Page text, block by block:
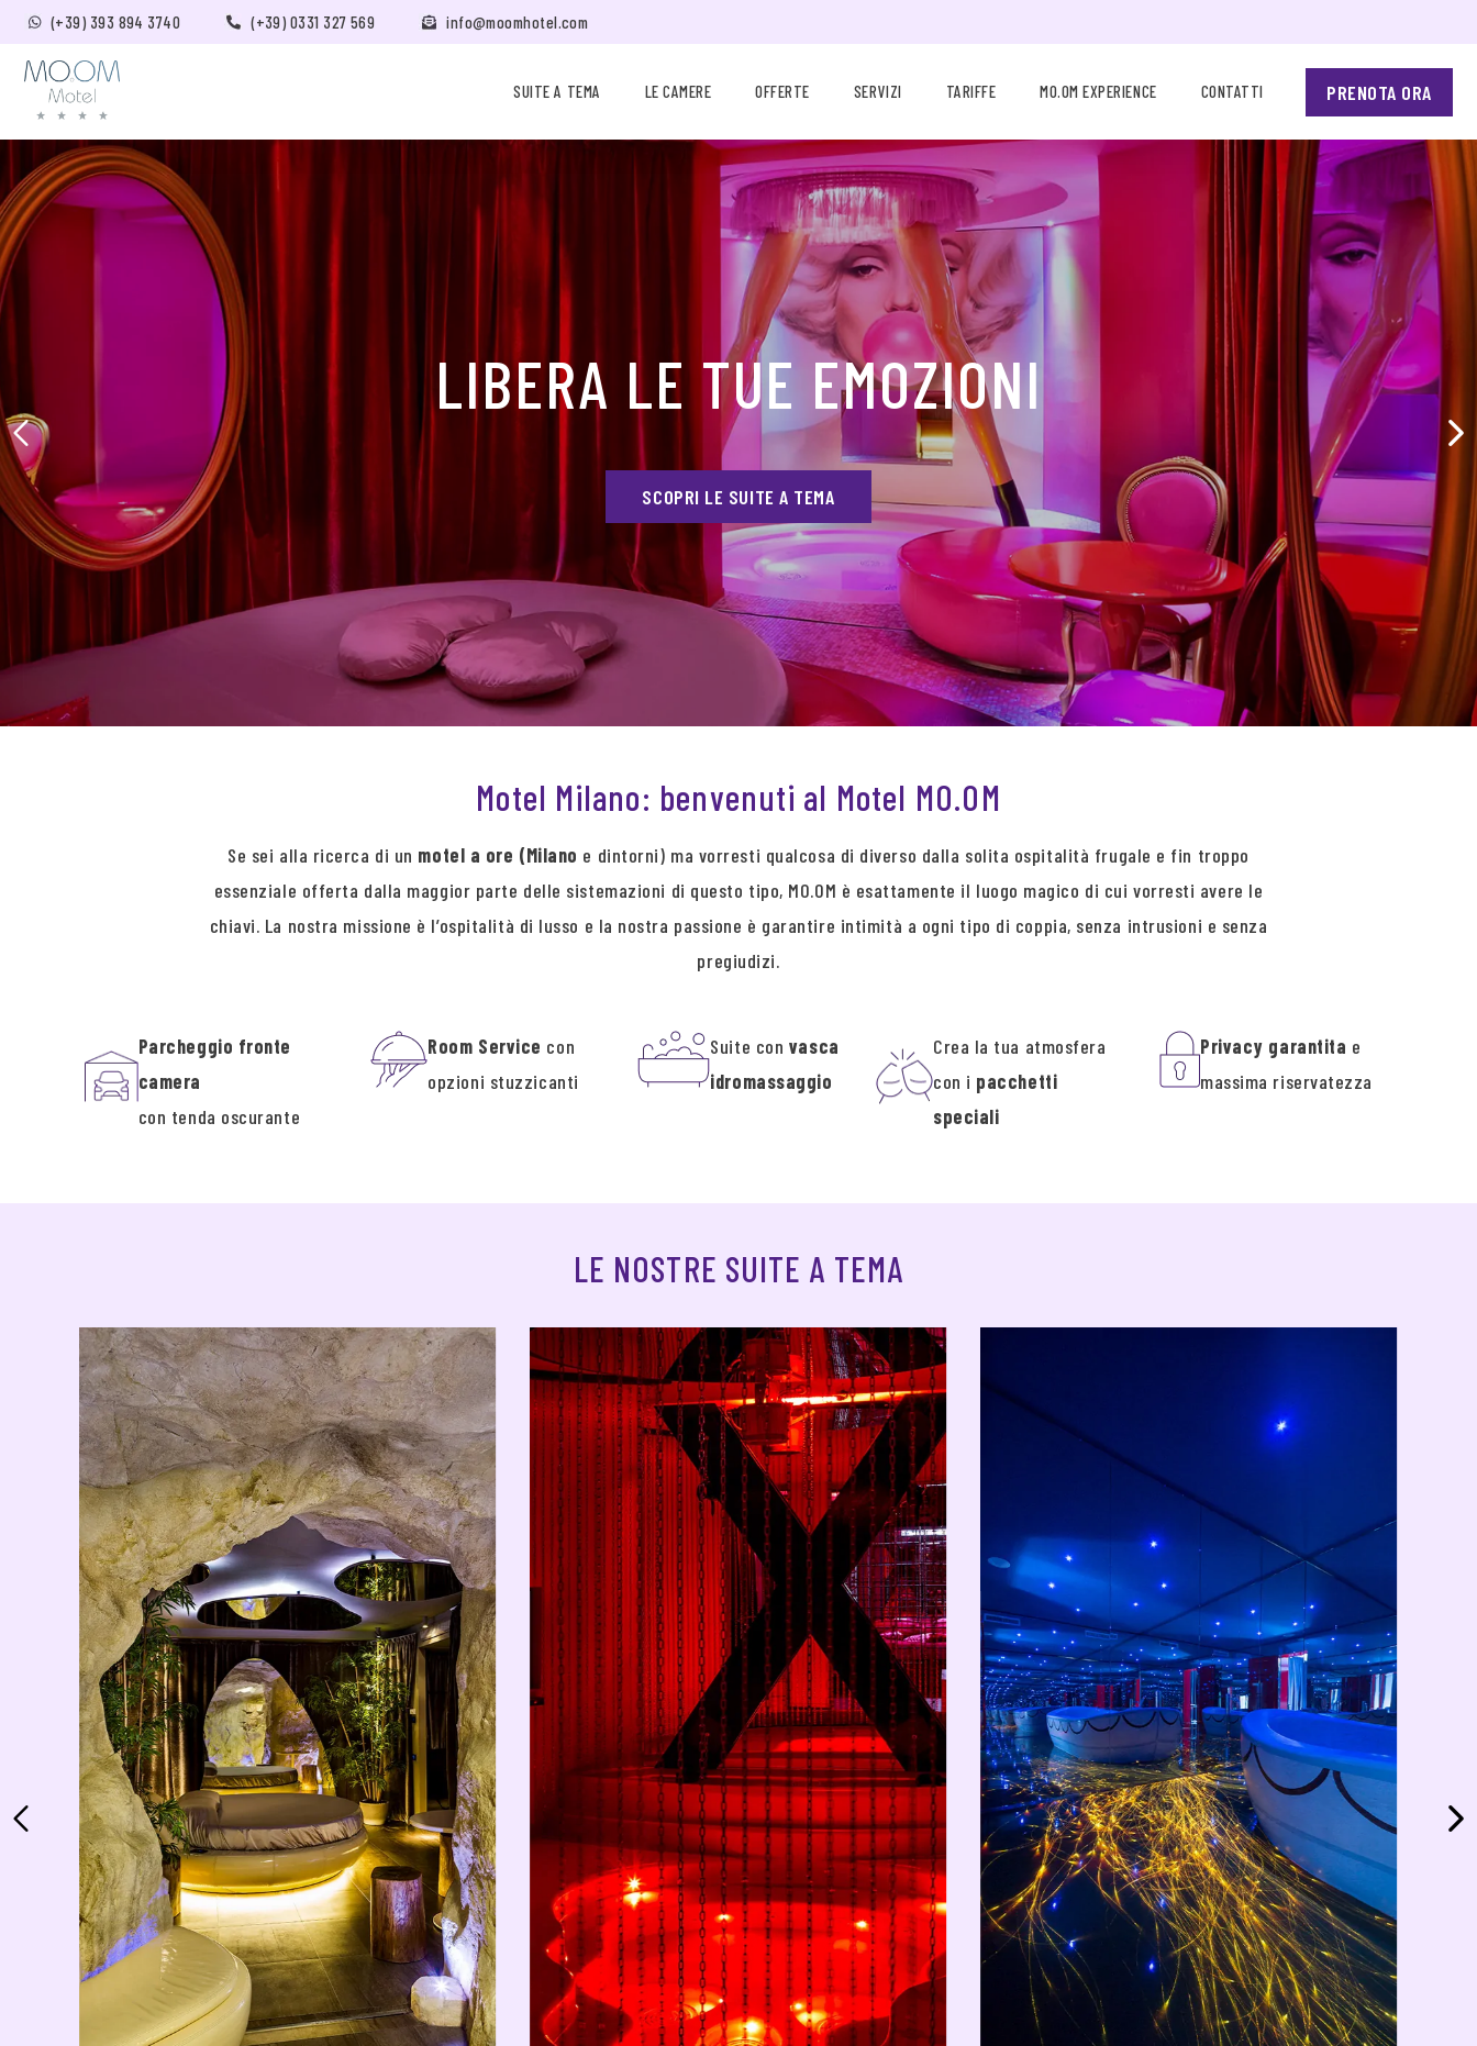
(+39) 393 894 3740 (+39) 0331 327 569 info@moomhotel.com
SUITE A TEMA LE CAMERE OFFERTE SERVIZI TARIFFE MO.OM EXPERIENCE CONTATTI PRENOTA ORA
LIBERA LE TUE EMOZIONI
SCOPRI LE SUITE A TEMA
Motel Milano: benvenuti al Motel MO.OM
Se sei alla ricerca di un motel a ore (Milano e dintorni) ma vorresti qualcosa di diverso dalla solita ospitalità frugale e fin troppo
essenziale offerta dalla maggior parte delle sistemazioni di questo tipo, MO.OM è esattamente il luogo magico di cui vorresti avere le
chiavi. La nostra missione è l’ospitalità di lusso e la nostra passione è garantire intimità a ogni tipo di coppia, senza intrusioni e senza
pregiudizi.
Parcheggio fronte
camera
con tenda oscurante
Room Service con
opzioni stuzzicanti
Suite con vasca
idromassaggio
Crea la tua atmosfera
con i pacchetti
speciali
Privacy garantita e
massima riservatezza
LE NOSTRE SUITE A TEMA